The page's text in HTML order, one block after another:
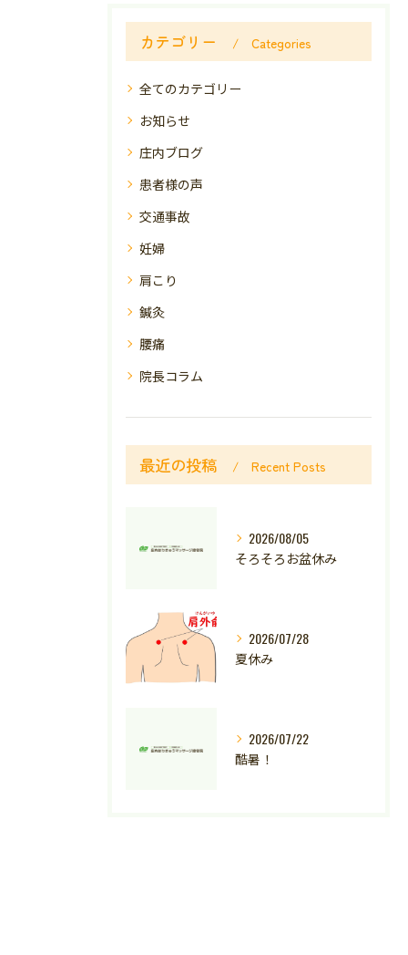
カテゴリー Categories
全てのカテゴリー
お知らせ
庄内ブログ
患者様の声
交通事故
妊婦
肩こり
鍼灸
腰痛
院長コラム
最近の投稿 Recent Posts
2026/08/05
そろそろお盆休み
2026/07/28
夏休み
2026/07/22
酷暑！